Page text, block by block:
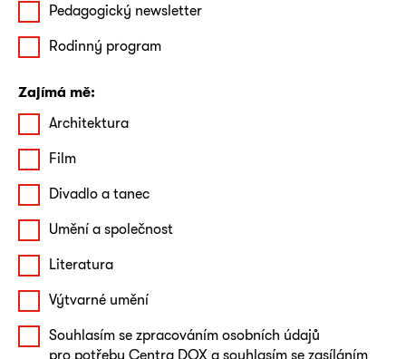
Pedagogický newsletter
Rodinný program
Zajímá mě:
Architektura
Film
Divadlo a tanec
Umění a společnost
Literatura
Výtvarné umění
Souhlasím se zpracováním osobních údajů
pro potřeby Centra DOX a souhlasím se zasíláním